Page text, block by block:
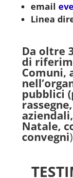
email
Linea
Da oltre
di
Comuni,
pubblici
Natale,
convegni